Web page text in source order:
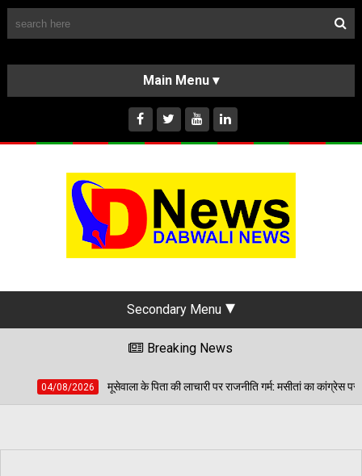
HOME
ABOUT US
INSTAGRAM
Secondary Menu
Breaking News
पिता की लाचारी पर राजनीति गर्म: मसीतां का कांग्रेस पर सीधा वार— कहा- 'सिखों के प्रति